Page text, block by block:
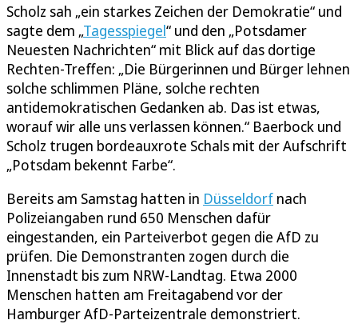
Scholz sah „ein starkes Zeichen der Demokratie“ und
sagte dem „Tagesspiegel“ und den „Potsdamer
Neuesten Nachrichten“ mit Blick auf das dortige
Rechten-Treffen: „Die Bürgerinnen und Bürger lehnen
solche schlimmen Pläne, solche rechten
antidemokratischen Gedanken ab. Das ist etwas,
worauf wir alle uns verlassen können.“ Baerbock und
Scholz trugen bordeauxrote Schals mit der Aufschrift
„Potsdam bekennt Farbe“.
Bereits am Samstag hatten in Düsseldorf nach
Polizeiangaben rund 650 Menschen dafür
eingestanden, ein Parteiverbot gegen die AfD zu
prüfen. Die Demonstranten zogen durch die
Innenstadt bis zum NRW-Landtag. Etwa 2000
Menschen hatten am Freitagabend vor der
Hamburger AfD-Parteizentrale demonstriert.